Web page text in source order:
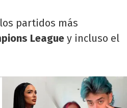
partidos más
League y incluso el